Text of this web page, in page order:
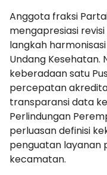
Anggota fraksi
mengapresiasi
langkah
Undang Kesehatan.
keberadaan satu
percepatan
transparansi data
Perlindungan
perluasan definisi
penguatan layanan
kecamatan.